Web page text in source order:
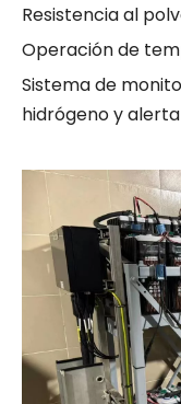
Resistencia al
Operación de
Sistema de
hidrógeno y